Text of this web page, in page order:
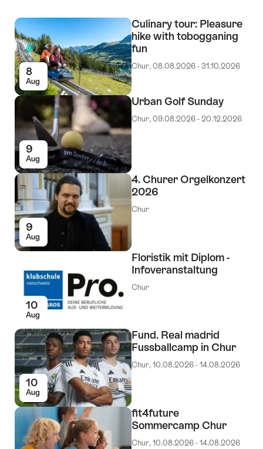
8
Aug
Culinary tour: Pleasure
hike with tobogganing
fun
Chur, 08.08.2026 - 31.10.2026
9
Aug
Urban Golf Sunday
Chur, 09.08.2026 - 20.12.2026
9
Aug
4. Churer Orgelkonzert
2026
Chur
10
Aug
Floristik mit Diplom -
Infoveranstaltung
Chur
10
Aug
Fund. Real madrid
Fussballcamp in Chur
Chur, 10.08.2026 - 14.08.2026
fit4future
Sommercamp Chur
Chur, 10.08.2026 - 14.08.2026